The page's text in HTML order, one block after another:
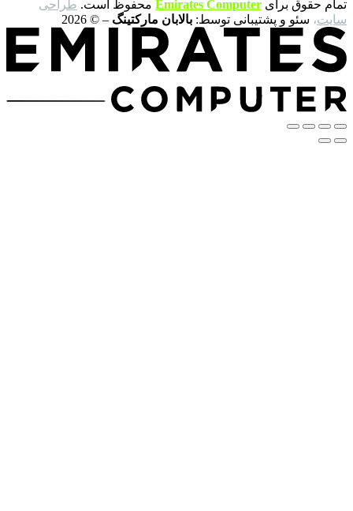
برایEmirates Computer محفوظ است.طراحی
و پشتیبانی توسط:بالابان مارکتینگ– © 2026